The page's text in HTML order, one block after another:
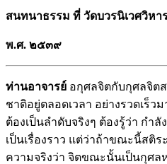
สนทนาธรรม ที่ วัดบวรนิเวศวิหา
พ.ศ. ๒๕๓๙
ท่านอาจารย์ อกุศลจิตกับกุศลจิต
ชาติอยู่ตลอดเวลา อย่างรวดเร็ว
ต้องเป็นลำดับจริงๆ ต้องรู้ว่า กำลั
เป็นเรื่องราว แต่ว่าถ้าขณะนี้สติ
ความจริงว่า จิตขณะนั้นเป็นกุศล